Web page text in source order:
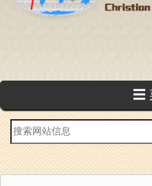
☰
站
内
搜
索